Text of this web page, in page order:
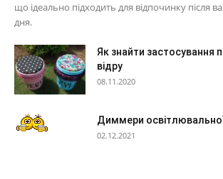
що ідеально підходить для відпочинку після
дня.
Як знайти застосування
відру
08.11.2020
Диммери
02.12.2021